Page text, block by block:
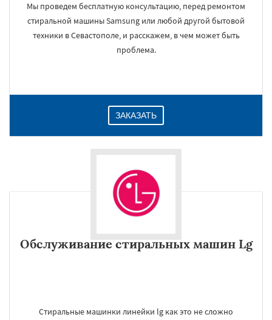
Мы проведем бесплатную консультацию, перед ремонтом
стиральной машины Samsung или любой другой бытовой
техники в Севастополе, и расскажем, в чем может быть
проблема.
ЗАКАЗАТЬ
Обслуживание стиральных машин Lg
Стиральные машинки линейки lg как это не сложно